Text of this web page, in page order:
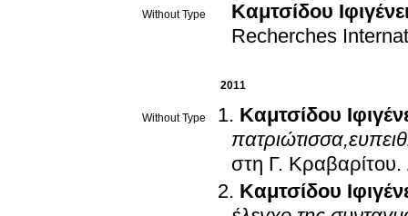
Without Type
Καμτσίδου
Recherches
2011
Without Type
Καμτσίδου
στη Γ. Κραβαρίτου.
Καμτσίδου